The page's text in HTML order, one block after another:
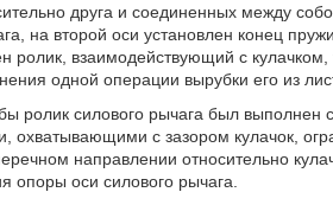
друга и соединенных между
на второй оси установлен конец
ролик, взаимодействующий с кулачком,
одной операции вырубки его из
ролик силового рычага был
охватывающими с зазором кулачок,
направлении относительно
опоры оси силового рычага.